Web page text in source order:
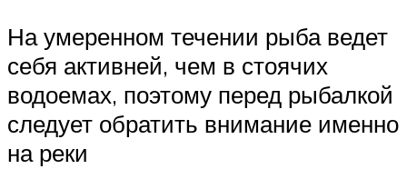
На умеренном течении рыба ведет
себя активней, чем в стоячих
водоемах, поэтому перед рыбалкой
следует обратить внимание именно
на реки